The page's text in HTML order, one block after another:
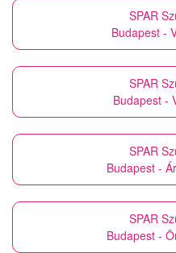
SPAR
Budapest -
SPAR
Budapest -
SPAR
Budapest -
SPAR
Budapest -